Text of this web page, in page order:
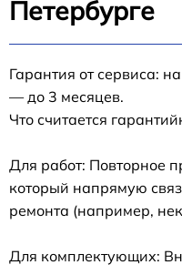
Петербурге
Гарантия от сервиса:
— до 3 месяцев.
Что считается
Для работ: Повторное
который напрямую
ремонта (например,
Для комплектующих: